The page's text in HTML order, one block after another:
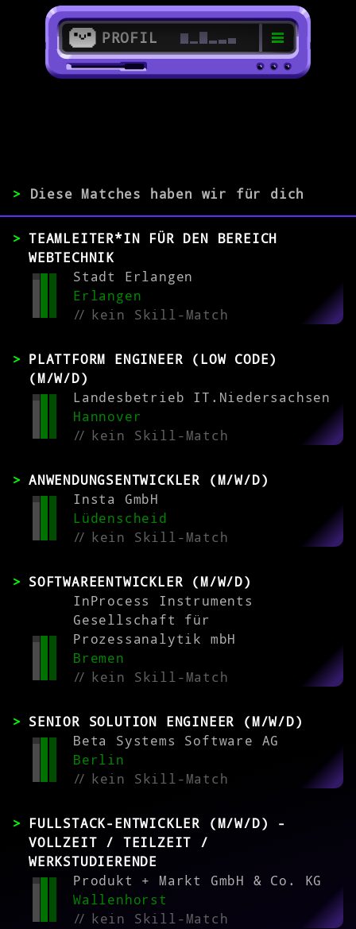
PROFIL
>
ERFAHRUNG
0-1
> Diese Matches haben wir für dich
TEAMLEITER*IN FÜR DEN BEREICH
WEBTECHNIK
Stadt Erlangen
Erlangen
//kein Skill-Match
PLATTFORM ENGINEER (LOW CODE)
(M/W/D)
Landesbetrieb IT.Niedersachsen
Hannover
//kein Skill-Match
ANWENDUNGSENTWICKLER (M/W/D)
Insta GmbH
Lüdenscheid
//kein Skill-Match
SOFTWAREENTWICKLER (M/W/D)
InProcess Instruments
Gesellschaft für
Prozessanalytik mbH
Bremen
//kein Skill-Match
SENIOR SOLUTION ENGINEER (M/W/D)
Beta Systems Software AG
Berlin
//kein Skill-Match
FULLSTACK-ENTWICKLER (M/W/D) -
VOLLZEIT / TEILZEIT /
WERKSTUDIERENDE
Produkt + Markt GmbH & Co. KG
Wallenhorst
//kein Skill-Match